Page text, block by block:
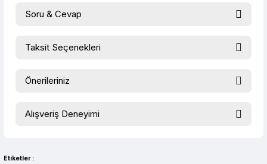
Soru & Cevap
Taksit Seçenekleri
Önerileriniz
konularda yetersiz gördüğünüz noktaları öneri formunu
Alışveriş Deneyimi
Selim Toprak | 04/08/2026
Etiketler :